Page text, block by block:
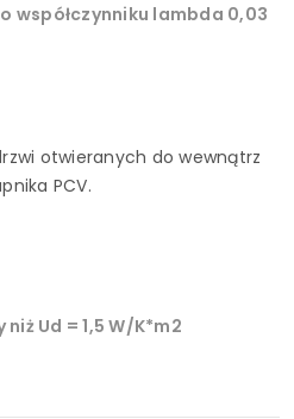
współczynniku lambda 0,03
otwieranych do wewnątrz
PCV.
Ud = 1,5 W/K*m2